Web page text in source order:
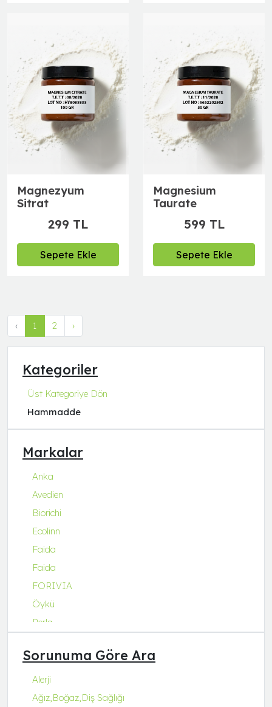
Kategoriler
Üst Kategoriye Dön
Hammadde
Markalar
Anka
Avedien
Biorichi
Ecolinn
Faida
Faida
FORIVIA
Öykü
Perla
Q-Collagen
Q-Fit
Q-MENA
Sorunuma Göre Ara
Alerji
Ağız,Boğaz,Diş Sağlığı
Magnezyum
Sitrat
299 TL
Sepete Ekle
Magnesium
Taurate
599 TL
Sepete Ekle
‹ 1 2 ›